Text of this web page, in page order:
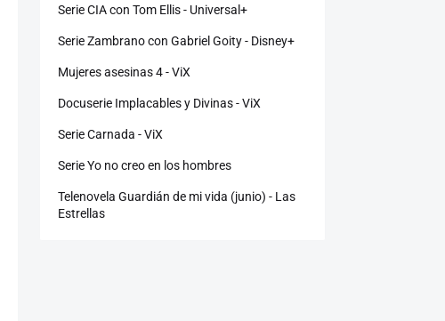
Serie CIA con Tom Ellis - Universal+
Serie Zambrano con Gabriel Goity - Disney+
Mujeres asesinas 4 - ViX
Docuserie Implacables y Divinas - ViX
Serie Carnada - ViX
Serie Yo no creo en los hombres
Telenovela Guardián de mi vida (junio) - Las
Estrellas